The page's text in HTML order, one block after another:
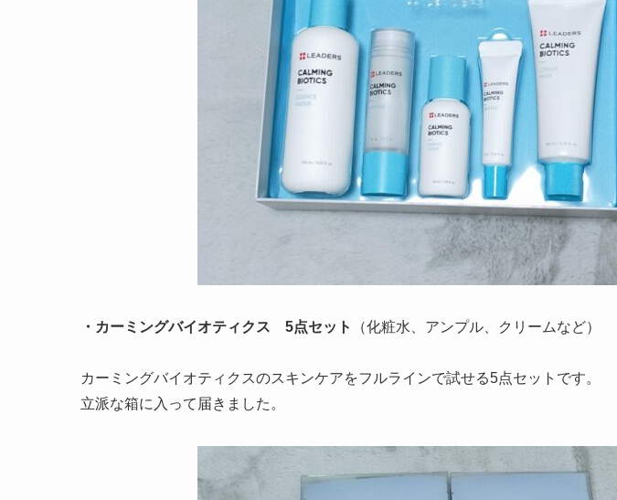
・カーミングバイオティクス 5点セット （化粧水、アンプル、クリームなど）
カーミングバイオティクスのスキンケアをフルラインで試せる5点セットです。
立派な箱に入って届きました。